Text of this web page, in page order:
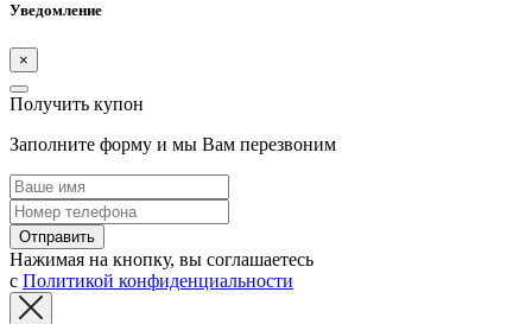
Уведомление
×
Получить купон
Заполните форму и мы Вам перезвоним
Отправить
Нажимая на кнопку, вы соглашаетесь
с Политикой конфиденциальности